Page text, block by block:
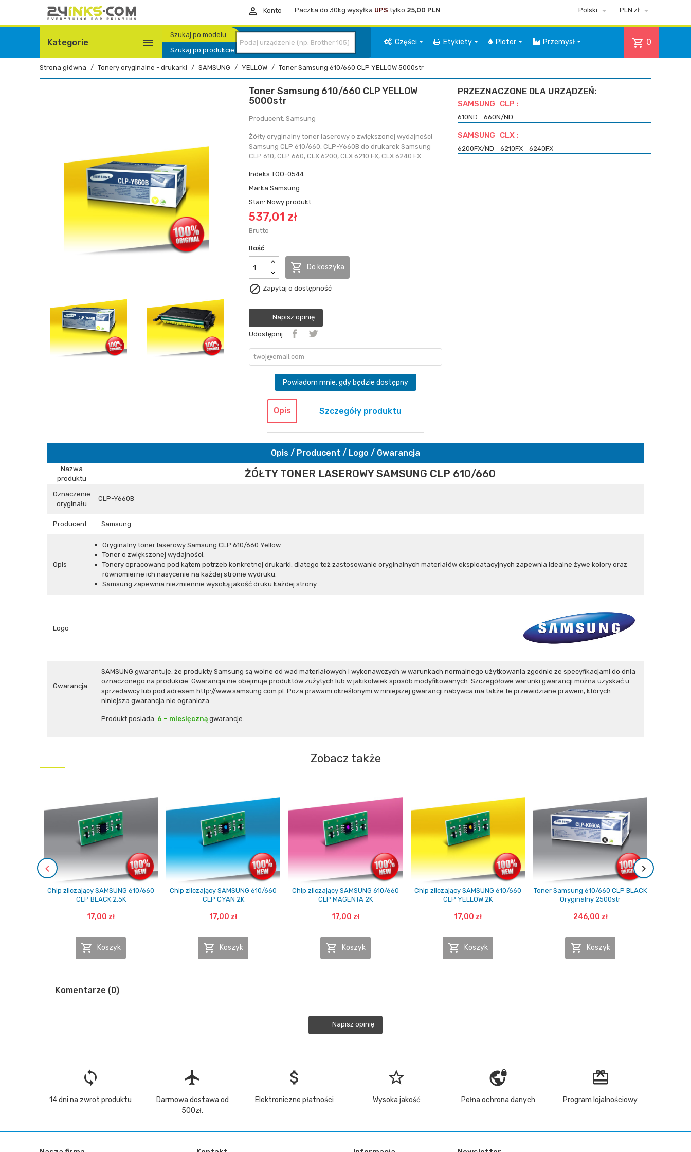
 Konto Paczka do 30kg wysyłka UPS tylko 25,00 PLN Polski  PLN zł 
Kategorie 
Szukaj po modelu
Szukaj po produkcie
shopping_cart 0
Części Etykiety Ploter Przemysł
Strona główna Tonery oryginalne - drukarki SAMSUNG YELLOW Toner Samsung 610/660 CLP YELLOW 5000str
Toner Samsung 610/660 CLP YELLOW
5000str
Producent: Samsung
Żółty oryginalny toner laserowy o zwiększonej wydajności
Samsung CLP 610/660, CLP-Y660B do drukarek Samsung
CLP 610, CLP 660, CLX 6200, CLX 6210 FX, CLX 6240 FX.
Indeks TOO-0544
Marka Samsung
Stan: Nowy produkt
537,01 zł
Brutto
Ilość
 Do koszyka
 Zapytaj o dostępność
Napisz opinię
Udostępnij
Powiadom mnie, gdy będzie dostępny
PRZEZNACZONE DLA URZĄDZEŃ:
SAMSUNG CLP :
610ND 660N/ND
SAMSUNG CLX :
6200FX/ND 6210FX 6240FX
Opis Szczegóły produktu
Opis / Producent / Logo / Gwarancja
Nazwa
produktu
ŻÓŁTY TONER LASEROWY SAMSUNG CLP 610/660
Oznaczenie
oryginału
CLP-Y660B
Producent Samsung
Opis
Oryginalny toner laserowy Samsung CLP 610/660 Yellow.
Toner o zwiększonej wydajności.
Tonery opracowano pod kątem potrzeb konkretnej drukarki, dlatego też zastosowanie oryginalnych materiałów eksploatacyjnych zapewnia idealne żywe kolory oraz
równomierne ich nasycenie na każdej stronie wydruku.
Samsung zapewnia niezmiennie wysoką jakość druku każdej strony.
Logo
Gwarancja
SAMSUNG gwarantuje, że produkty Samsung są wolne od wad materiałowych i wykonawczych w warunkach normalnego użytkowania zgodnie ze specyfikacjami do dnia
oznaczonego na produkcie. Gwarancja nie obejmuje produktów zużytych lub w jakikolwiek sposób modyfikowanych. Szczegółowe warunki gwarancji można uzyskać u
sprzedawcy lub pod adresem http://www.samsung.com.pl. Poza prawami określonymi w niniejszej gwarancji nabywca ma także te przewidziane prawem, których
niniejsza gwarancja nie ogranicza.
Produkt posiada 6 – miesięczną gwarancje.
Zobacz także
Chip zliczający SAMSUNG 610/660
CLP BLACK 2,5K
17,00 zł
 Koszyk
Chip zliczający SAMSUNG 610/660
CLP CYAN 2K
17,00 zł
 Koszyk
Chip zliczający SAMSUNG 610/660
CLP MAGENTA 2K
17,00 zł
 Koszyk
Chip zliczający SAMSUNG 610/660
CLP YELLOW 2K
17,00 zł
 Koszyk
Toner Samsung 610/660 CLP BLACK
Oryginalny 2500str
246,00 zł
 Koszyk
Komentarze (0)
Napisz opinię
loop
14 dni na zwrot produktu
flight
Darmowa dostawa od
500zł.
attach_money
Elektroniczne płatności
star_border
Wysoka jakość
vpn_lock
Pełna ochrona danych
redeem
Program lojalnościowy